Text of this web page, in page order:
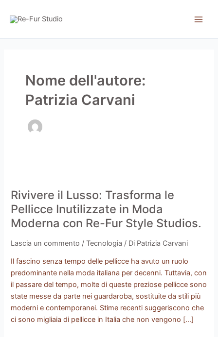
Nome dell'autore:
Patrizia Carvani
Rivivere il Lusso: Trasforma le
Pellicce Inutilizzate in Moda
Moderna con Re-Fur Style Studios.
Lascia un commento /Tecnologia / Di Patrizia Carvani
Il fascino senza tempo delle pellicce ha avuto un ruolo
predominante nella moda italiana per decenni. Tuttavia, con
il passare del tempo, molte di queste preziose pellicce sono
state messe da parte nei guardaroba, sostituite da stili più
moderni e contemporanei. Stime recenti suggeriscono che
ci sono migliaia di pellicce in Italia che non vengono […]
Lusso:
Trasforma
le
Pellicce
Inutilizzate
Moda
Moderna
con
Re-
Fur
Style